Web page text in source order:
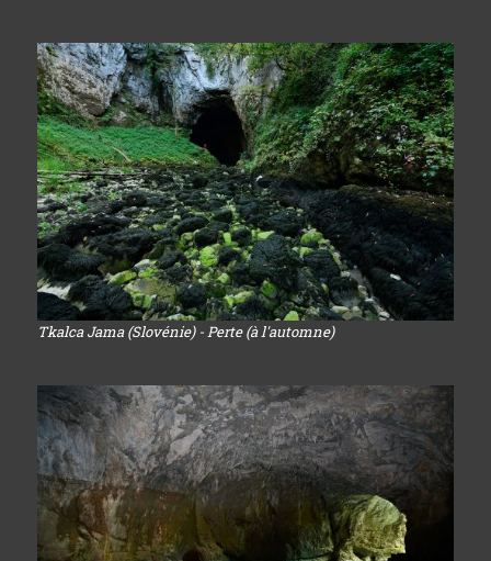
Tkalca Jama (Slovénie) - Perte (à l'automne)